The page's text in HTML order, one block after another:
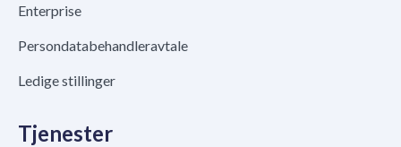
Enterprise
Persondatabehandleravtale
Ledige stillinger
Tjenester